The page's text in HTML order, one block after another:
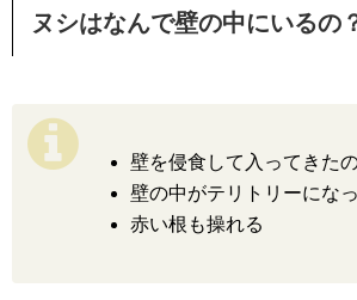
ヌシはなんで壁の中にいるの
壁を侵食して入ってきた
壁の中がテリトリーにな
赤い根も操れる